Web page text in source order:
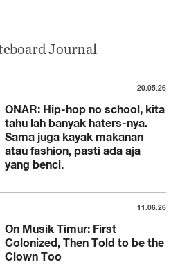
Journal
20.05.26
ONAR: Hip-hop no school, kita
tahu lah banyak haters-nya.
Sama juga kayak makanan
atau fashion, pasti ada aja
yang benci.
11.06.26
On Musik Timur: First
Colonized, Then Told to be the
Clown Too